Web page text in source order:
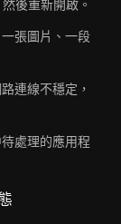
後重新開啟。
張圖片、一段
連線不穩定，
處理的應用程